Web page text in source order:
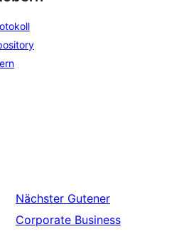
Nächster Gutener
Corporate Business